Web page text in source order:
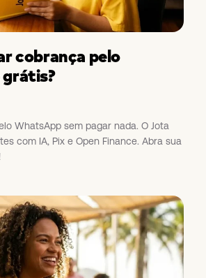
cobrança pelo
WhatsApp sem pagar nada. O Jota
com IA, Pix e Open Finance. Abra sua